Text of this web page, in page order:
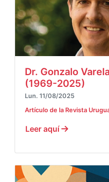
Dr. Gonzalo
(1969-2025)
Lun. 11/08/2025
Artículo de la Revista
Leer aquí